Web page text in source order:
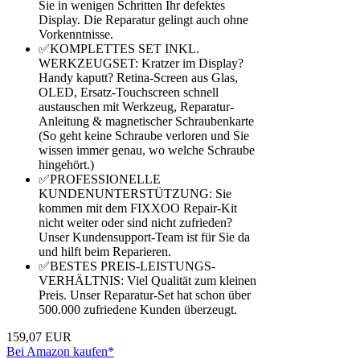
Sie in wenigen Schritten Ihr defektes
Display. Die Reparatur gelingt auch ohne
Vorkenntnisse.
✅KOMPLETTES SET INKL.
WERKZEUGSET: Kratzer im Display?
Handy kaputt? Retina-Screen aus Glas,
OLED, Ersatz-Touchscreen schnell
austauschen mit Werkzeug, Reparatur-
Anleitung & magnetischer Schraubenkarte
(So geht keine Schraube verloren und Sie
wissen immer genau, wo welche Schraube
hingehört.)
✅PROFESSIONELLE
KUNDENUNTERSTÜTZUNG: Sie
kommen mit dem FIXXOO Repair-Kit
nicht weiter oder sind nicht zufrieden?
Unser Kundensupport-Team ist für Sie da
und hilft beim Reparieren.
✅BESTES PREIS-LEISTUNGS-
VERHÄLTNIS: Viel Qualität zum kleinen
Preis. Unser Reparatur-Set hat schon über
500.000 zufriedene Kunden überzeugt.
159,07 EUR
Bei Amazon kaufen*